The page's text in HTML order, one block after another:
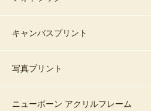
キャンバスプリント
写真プリント
ニューボーン アクリルフレーム